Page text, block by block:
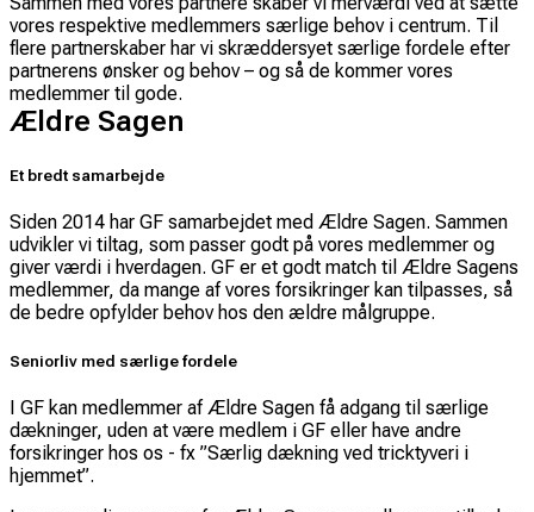
vores respektive medlemmers særlige behov i centrum. Til
flere partnerskaber har vi skræddersyet særlige fordele efter
partnerens ønsker og behov – og så de kommer vores
medlemmer til gode.
Ældre Sagen
Et bredt samarbejde
Siden 2014 har GF samarbejdet med Ældre Sagen. Sammen
udvikler vi tiltag, som passer godt på vores medlemmer og
giver værdi i hverdagen. GF er et godt match til Ældre Sagens
medlemmer, da mange af vores forsikringer kan tilpasses, så
de bedre opfylder behov hos den ældre målgruppe.
Seniorliv med særlige fordele
I GF kan medlemmer af Ældre Sagen få adgang til særlige
dækninger, uden at være medlem i GF eller have andre
forsikringer hos os - fx ”Særlig dækning ved tricktyveri i
hjemmet”.